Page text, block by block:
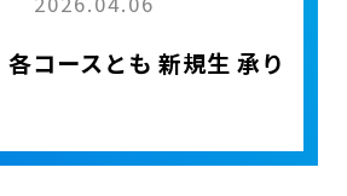
各コースとも 新規生 承り